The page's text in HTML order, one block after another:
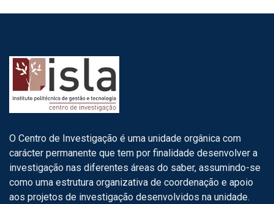
O Centro de Investigação é uma unidade orgânica com
carácter permanente que tem por finalidade desenvolver a
investigação nas diferentes áreas do saber, assumindo-se
como uma estrutura organizativa de coordenação e apoio
aos projetos de investigação desenvolvidos na unidade.